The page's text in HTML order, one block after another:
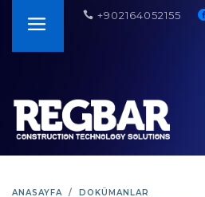
+902164052155
ANASAYFA DOKÜMANLAR